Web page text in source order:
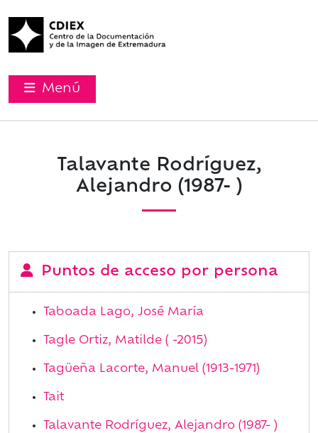
Menú
Talavante Rodríguez,
Alejandro (1987- )
Puntos de acceso por persona
Taboada Lago, José María
Tagle Ortiz, Matilde ( -2015)
Tagüeña Lacorte, Manuel (1913-1971)
Tait
Talavante Rodríguez, Alejandro (1987- )